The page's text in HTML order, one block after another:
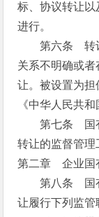
标、协议转让
进行。
第六条 转让
关系不明确或
让。被设置为
《中华人民共
第七条 国有
转让的监督管理
第二章 企业国
第八条 国有
让履行下列监管